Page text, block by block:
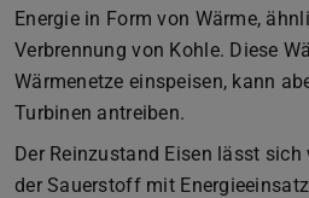
Energie in Form von Wärme,
Verbrennung von Kohle. Diese
Wärmenetze einspeisen, kann
Turbinen antreiben.
Der Reinzustand Eisen lässt
der Sauerstoff mit